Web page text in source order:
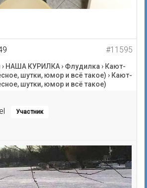
#11595
› НАША КУРИЛКА› Флудилка› Кают-
шутки, юмор и всё такое) › Кают-
шутки, юмор и всё такое)
Участник